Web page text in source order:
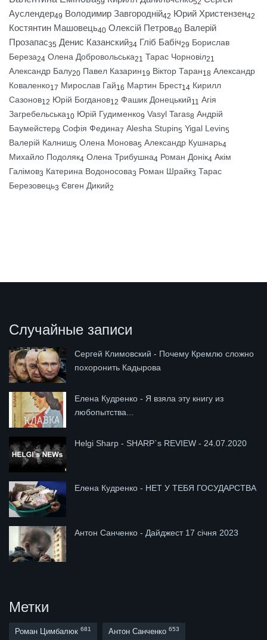
59 52
Ауслендер49 Володимир Завгородній42 Юрий Христензен42
Костянтин Машовець40 Олексій Петров40 Валерій
Прозапас35 Денис Казанский34 Гліб Бабіч29 Борислав
Береза24 Олена Добровольська21 Тарас Чорновіл21
Александр Балу20 Павел Казарин19 Віктор Таран18 Александр
Коваленко17 Мирослав Гай16 Мартин Брест14 Кирилл
Сазонов12 Юрій Богданов12 Фашик Донецький11 Агія
Загребельська10 Юрій Гудименко9 Vasyl Taras8 Андрій
Баумейстер8 Софія Федина7 Alesha Stupin5 Yigal Levin5
Валерій Калниш5 Олена Монова5 Александр Кушнарь4
Михайло Подоляк4 Олена Трибушна4 Роман Донік4 Акім
Галімов3 Катерина Водоносова3 Роман Шрайк3 Тарас
Березовець3 Євген Дикий2
Случайные записи
Сергей Климовский - Почему Кремлю сложно
похоронить Кадырова
Елена Кудренко - Я взяла эту книгу из
любопытства...
Helgi Sharp - SHARP`s REVIEW - 24.07.2020
Елена Кудренко - НЕТ У ТЕБЯ ГОСУДАРСТВА
Антон Санченко - Дайджест 17 січня 2023
Метки
Роман Цимбалюк 681 Антон Санченко 653